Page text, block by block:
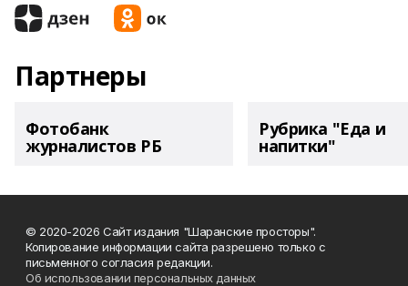
Партнеры
Фотобанк
журналистов РБ
Рубрика "Еда и
напитки"
© 2020-2026 Сайт издания "Шаранские просторы".
Копирование информации сайта разрешено только с
письменного согласия редакции.
Об использовании персональных данных